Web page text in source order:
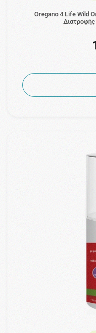
Oregano 4 Life Wild
Διατροφής